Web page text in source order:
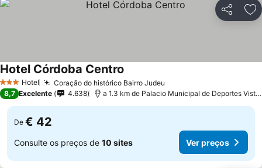
Partilhar
3 EstrelasHotel Coração do histórico Bairro Judeu
Hotel Córdoba Centro
8,7 Excelente 4.638 a 1.3 km de Palacio Municipal de Deportes Vista Alegre
De € 42
Consulte os preços de 10 sites Ver preços